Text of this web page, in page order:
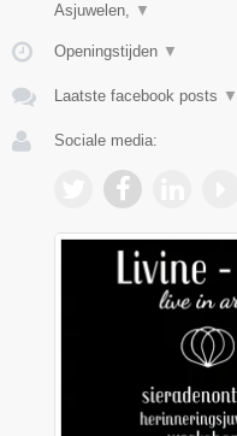
Asjuwelen, ▼
Openingstijden ▼
Laatste facebook posts ▼
Sociale media: